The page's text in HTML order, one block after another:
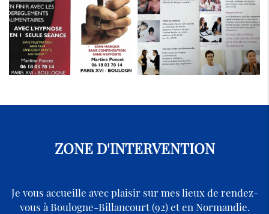
ZONE D'INTERVENTION
Je vous accueille avec plaisir sur mes lieux de rendez-
vous à Boulogne-Billancourt (92) et en Normandie.